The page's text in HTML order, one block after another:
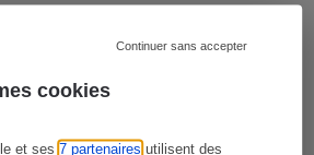
cookies
et ses7 partenaires utilisent des
Continuer sans accepter